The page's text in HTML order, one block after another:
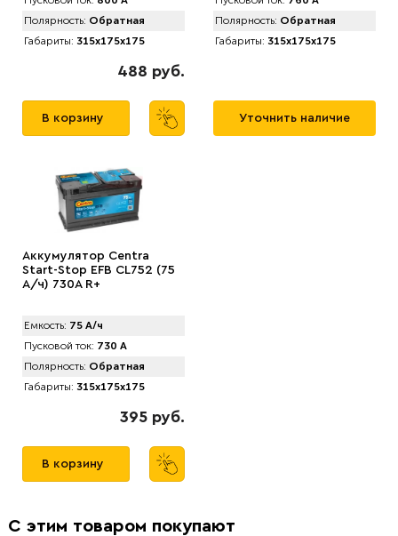
Полярность: Обратная
Габариты: 315x175x175
488 руб.
В корзину
Полярность: Обратная
Габариты: 315x175x175
Уточнить наличие
Аккумулятор Centra
Start-Stop EFB CL752 (75
А/ч) 730A R+
Емкость: 75 А/ч
Пусковой ток: 730 А
Полярность: Обратная
Габариты: 315x175x175
395 руб.
В корзину
С этим товаром покупают